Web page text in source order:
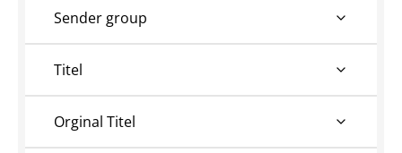
Sender group
Titel
Orginal Titel